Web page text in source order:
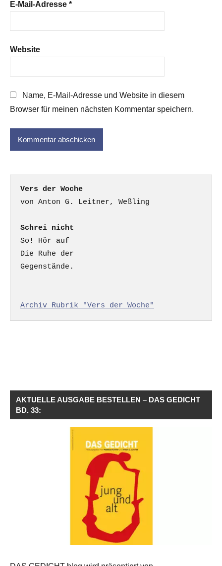
E-Mail-Adresse *
Website
Name, E-Mail-Adresse und Website in diesem
Browser für meinen nächsten Kommentar speichern.
Vers der Woche
Schrei nicht
So! Hör auf
Die Ruhe der
Gegenstände.
Archiv Rubrik "Vers der Woche"
AKTUELLE AUSGABE BESTELLEN – DAS GEDICHT
BD. 33: